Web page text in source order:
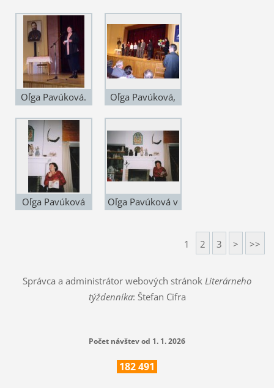
Oľga Pavúková.
úmrtiu Ľ. Štúra.
2006. Foto: ©
František Mach
Oľga Pavúková,
Ľudovíta Štúra v
Modre (na javisku
druhá sprava) na
spomienke k
úmrtiu Ľ. Štúra v
Modre v roku
Oľga Pavúková
Oľga Pavúková v
Murat-Oravcová
1 2 3 > >>
Správca a administrátor webových stránok Literárneho
týždenníka: Štefan Cifra
Počet návštev od 1. 1. 2026
182491